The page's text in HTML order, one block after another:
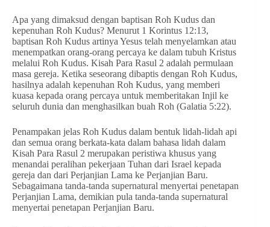
Apa yang dimaksud dengan baptisan Roh Kudus dan
kepenuhan Roh Kudus? Menurut 1 Korintus 12:13,
baptisan Roh Kudus artinya Yesus telah menyelamkan atau
menempatkan orang-orang percaya ke dalam tubuh Kristus
melalui Roh Kudus. Kisah Para Rasul 2 adalah permulaan
masa gereja. Ketika seseorang dibaptis dengan Roh Kudus,
hasilnya adalah kepenuhan Roh Kudus, yang memberi
kuasa kepada orang percaya untuk memberitakan Injil ke
seluruh dunia dan menghasilkan buah Roh (Galatia 5:22).
Penampakan jelas Roh Kudus dalam bentuk lidah-lidah api
dan semua orang berkata-kata dalam bahasa lidah dalam
Kisah Para Rasul 2 merupakan peristiwa khusus yang
menandai peralihan pekerjaan Tuhan dari Israel kepada
gereja dan dari Perjanjian Lama ke Perjanjian Baru.
Sebagaimana tanda-tanda supernatural menyertai penetapan
Perjanjian Lama, demikian pula tanda-tanda supernatural
menyertai penetapan Perjanjian Baru.